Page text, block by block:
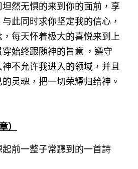
然无惧的来到你的面前，享
此同时求你坚定我的信心，
每天怀着极大的喜悦来到上
始终跟随神的旨意 ，遵守
不允许我进入的领域，并且
灵魂，把一切荣耀归给神。
）
前一整子常聽到的一首詩